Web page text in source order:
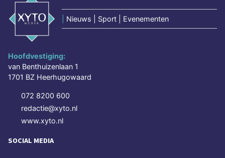
Nieuws | Sport | Evenementen
Hoofdvestiging:
van Benthuizenlaan 1
1701 BZ Heerhugowaard
072 8200 600
redactie@xyto.nl
www.xyto.nl
SOCIAL MEDIA